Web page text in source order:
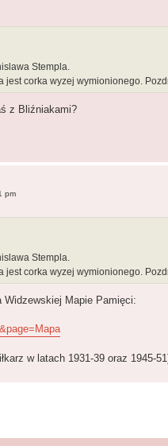
Stempla.
jest corka wyzej wymionionego.
z Bliźniakami?
pm
Stempla.
jest corka wyzej wymionionego.
Mapie Pamięci:
w latach 1931-39 oraz 1945-